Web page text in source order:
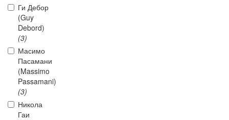
Ги Дебор
(Guy
Debord)
(3)
Масимо
Пасамани
(Massimo
Passamani)
(3)
Никола
Гаи